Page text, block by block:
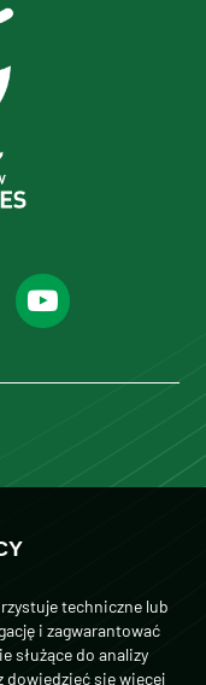
techniczne lub
i zagwarantować
służące do analizy
się więcej